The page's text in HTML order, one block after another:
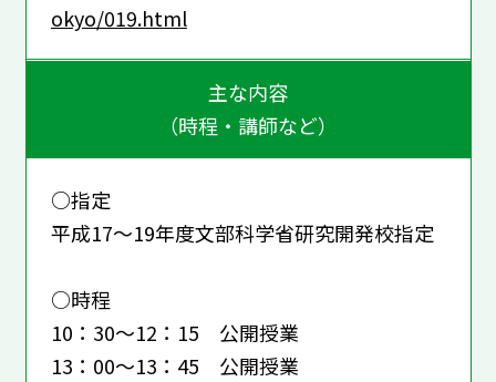
okyo/019.html
主な内容
（時程・講師など）
○指定
平成17～19年度文部科学省研究開発校指定
○時程
10：30～12：15 公開授業
13：00～13：45 公開授業